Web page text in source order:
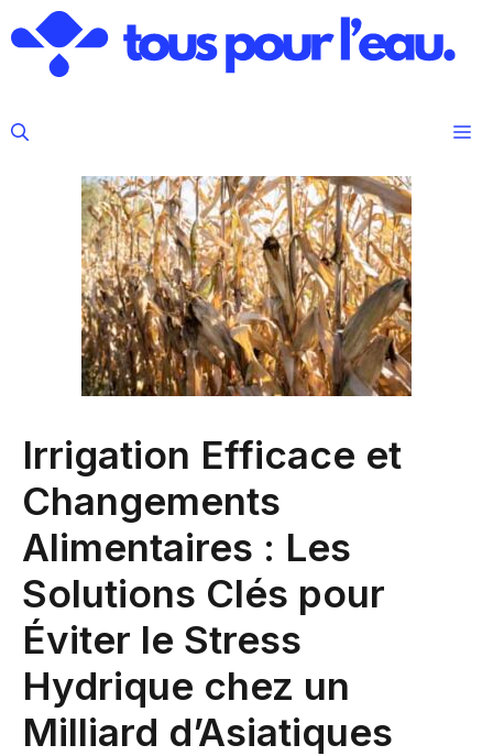
au
contenu
Irrigation Efficace et
Changements
Alimentaires : Les
Solutions Clés pour
Éviter le Stress
Hydrique chez un
Milliard d’Asiatiques